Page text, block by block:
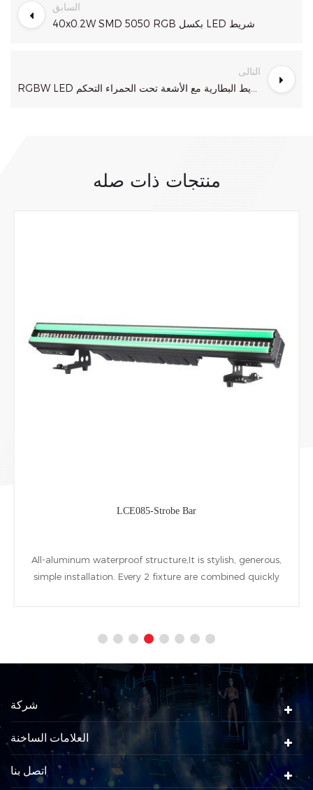
السابق
40x0.2W SMD 5050 RGB بكسل LED شريط
التالى
منتجات ذات صله
LCE085-Strobe Bar
All-aluminum waterproof structure,It is stylish, generous,
simple installation. Every 2 fixture are combined quickly
as the light source
شركة
العلامات الساخنة
اتصل بنا